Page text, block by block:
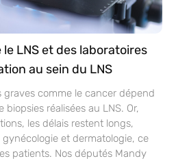
LNS et des laboratoires
au sein du LNS
graves comme le cancer dépend
réalisées au LNS. Or,
les délais restent longs,
et dermatologie, ce
patients. Nos députés Mandy